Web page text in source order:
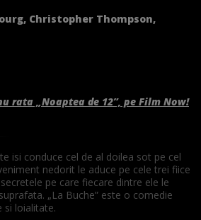
Christopher Thompson,
rata „Noaptea de 12”, pe Film Now!
isi conduce cel de al doilea sot pe cel
nedorit le aduce pe cele trei fiice
pe care fiecare dintre ele le
„La Buche” este o comedie
si loialitate.